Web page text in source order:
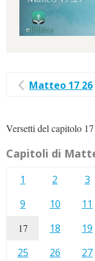
Matteo 17 26
Versetti del capitolo
Capitoli di
1 2 3
9
10 11
17 18 19
25
26 27